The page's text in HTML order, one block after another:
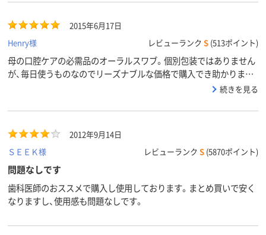
2015年6月17日
Henry様
レビューランク S (513ポイント)
母の口腔ケアの必需品のオーラルスワブ。個別包装ではありません
が、毎日使うものなのでリーズナブルな価格で購入でき助かりま
す。こちらは輸入品だと思いますが、ドラッグストアで買うより断
続きを見る
2012年9月14日
ＳＥＥＫ様
レビューランク S (5870ポイント)
問題なしです
歯科医師のおススメで購入し使用しております。まとめ買いで安く
なりますし、使用感も問題なしです。